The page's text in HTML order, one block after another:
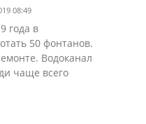
08:49
года в
50 фонтанов.
Водоканал
чаще всего